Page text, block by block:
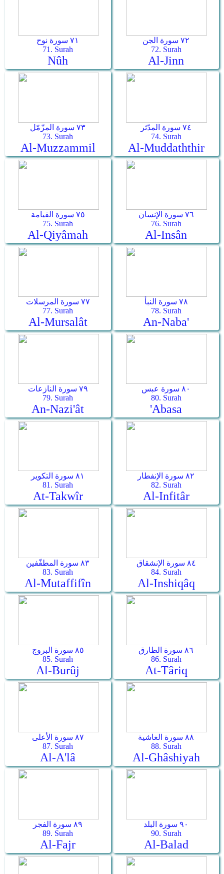
٧١ سورة نوح
71. Surah
Nûh
٧٢ سورة الجن
72. Surah
Al-Jinn
٧٣ سورة المزّمّل
73. Surah
Al-Muzzammil
٧٤ سورة المدّثر
74. Surah
Al-Muddaththir
٧٥ سورة القيامة
75. Surah
Al-Qiyâmah
٧٦ سورة الإنسان
76. Surah
Al-Insân
٧٧ سورة المرسلات
77. Surah
Al-Mursalât
٧٨ سورة النبأ
78. Surah
An-Naba'
٧٩ سورة النازعات
79. Surah
An-Nazi'ât
٨٠ سورة عبس
80. Surah
'Abasa
٨١ سورة التكوير
81. Surah
At-Takwîr
٨٢ سورة الإنفطار
82. Surah
Al-Infitâr
٨٣ سورة المطفّفين
83. Surah
Al-Mutaffifîn
٨٤ سورة الإنشقاق
84. Surah
Al-Inshiqâq
٨٥ سورة البروج
85. Surah
Al-Burûj
٨٦ سورة الطارق
86. Surah
At-Târiq
٨٧ سورة الأعلى
87. Surah
Al-A'lâ
٨٨ سورة الغاشية
88. Surah
Al-Ghâshiyah
٨٩ سورة الفجر
89. Surah
Al-Fajr
٩٠ سورة البلد
90. Surah
Al-Balad